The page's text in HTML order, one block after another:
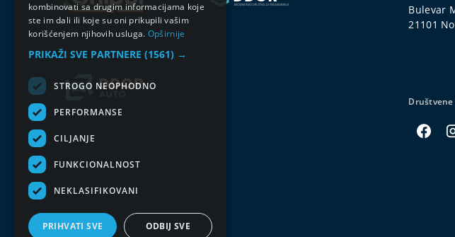
Bulevar
21101
Društvene
kombinovati sa drugim informacijama koje
ste im dali ili koje su oni prikupili vašim
korišćenjem njihovih usluga. Opširnije
PRIKAŽI SVE PARTNERE (1561) →
STROGO NEOPHODNO
PERFORMANSE
CILJANJE
FUNKCIONALNOST
NEKLASIFIKOVANI
PRIHVATI SVE ODBIJ SVE